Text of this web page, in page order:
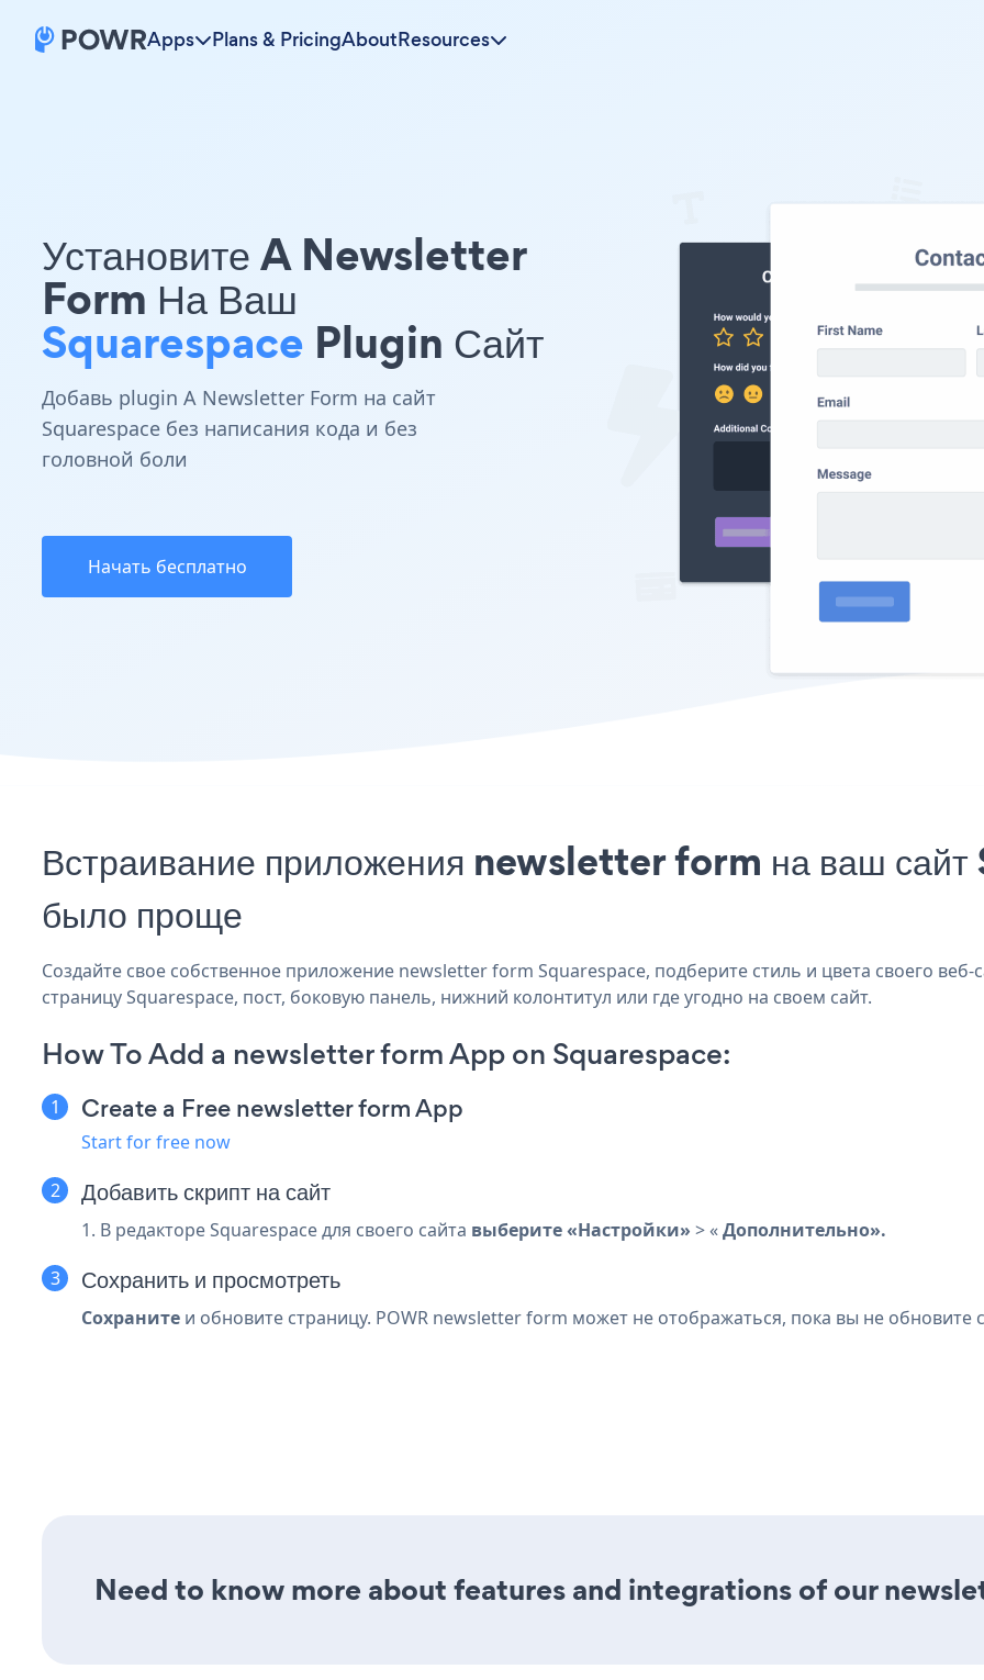
Apps Plans & PricingAboutResources
Установите A Newsletter
Form На Ваш
Squarespace Plugin Сайт
Добавь plugin A Newsletter Form на сайт
Squarespace без написания кода и без
головной боли
Начать бесплатно
Встраивание приложения newsletter form на ваш сайт
было проще
Создайте свое собственное приложение newsletter form Squarespace, подберите стиль и цвета своего
страницу Squarespace, пост, боковую панель, нижний колонтитул или где угодно на своем сайт.
How To Add a newsletter form App on Squarespace:
Create a Free newsletter form App
Start for free now
Добавить скрипт на сайт
1. В редакторе Squarespace для своего сайта выберите «Настройки» > «Дополнительно».
Сохранить и просмотреть
Сохраните и обновите страницу. POWR newsletter form может не отображаться, пока вы не обновите
Need to know more about features and integrations of our